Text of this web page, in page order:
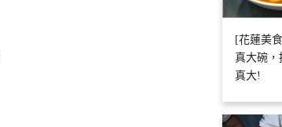
[花蓮美
真大碗，
真大!